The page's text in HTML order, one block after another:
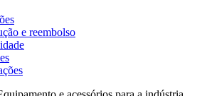
e reembolso